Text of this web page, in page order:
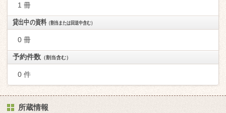
1 冊
貸出中の資料（割当または回送中含む）
0 冊
予約件数 （割当含む）
0 件
所蔵情報